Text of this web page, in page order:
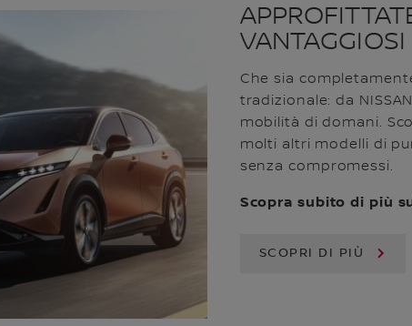
VANTAGGIOSI
Che sia
tradizionale: da
mobilità di domani.
molti altri modelli di
senza compromessi.
Scopra subito di più
SCOPRI DI PIÙ